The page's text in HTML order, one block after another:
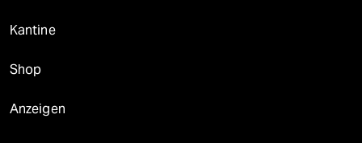
Kantine
Shop
Anzeigen